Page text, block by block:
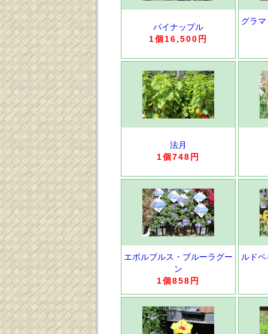
パイナップル
1個16,500円
グラ
法月
1個748円
エボルブルス・ブルーラグー
ン
1個858円
ルド